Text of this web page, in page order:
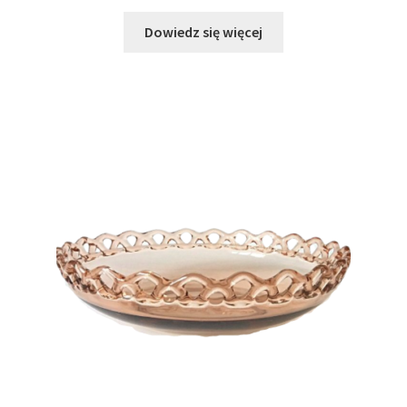
Dowiedz się więcej